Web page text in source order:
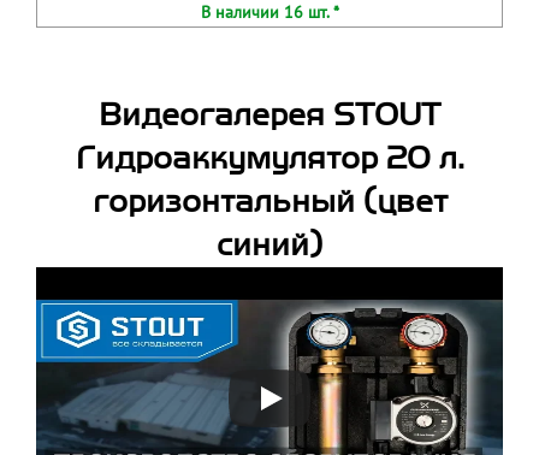
В наличии 16 шт. *
Видеогалерея STOUT
Гидроаккумулятор 20 л.
горизонтальный (цвет
синий)